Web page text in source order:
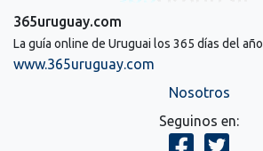
365uruguay.com
La guía online de Uruguai los 365 días del año
www.365uruguay.com
Nosotros
Seguinos en: